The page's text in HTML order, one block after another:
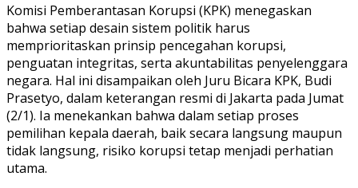
Komisi Pemberantasan Korupsi (KPK) menegaskan
bahwa setiap desain sistem politik harus
memprioritaskan prinsip pencegahan korupsi,
penguatan integritas, serta akuntabilitas penyelenggara
negara. Hal ini disampaikan oleh Juru Bicara KPK, Budi
Prasetyo, dalam keterangan resmi di Jakarta pada Jumat
(2/1). Ia menekankan bahwa dalam setiap proses
pemilihan kepala daerah, baik secara langsung maupun
tidak langsung, risiko korupsi tetap menjadi perhatian
utama.